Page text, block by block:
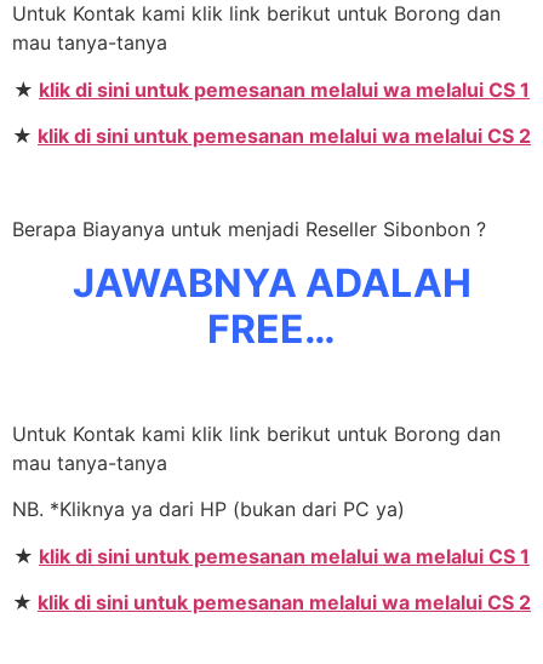
Untuk Kontak kami klik link berikut untuk Borong dan
mau tanya-tanya
★ klik di sini untuk pemesanan melalui wa melalui CS 1
★ klik di sini untuk pemesanan melalui wa melalui CS 2
Berapa Biayanya untuk menjadi Reseller Sibonbon ?
JAWABNYA ADALAH
FREE…
Untuk Kontak kami klik link berikut untuk Borong dan
mau tanya-tanya
NB. *Kliknya ya dari HP (bukan dari PC ya)
★ klik di sini untuk pemesanan melalui wa melalui CS 1
★ klik di sini untuk pemesanan melalui wa melalui CS 2